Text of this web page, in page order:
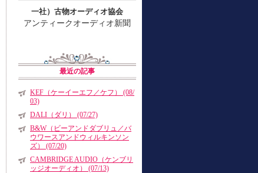
一社）古物オーディオ協会
アンティークオーディオ新聞
最近の記事
KEF（ケーイーエフ／ケフ） (08/
03)
DALI（ダリ） (07/27)
B&W（ビーアンドダブリュ／バ
ウワースアンドウィルキンソン
ズ） (07/20)
CAMBRIDGE AUDIO（ケンブリ
ッジオーディオ） (07/13)